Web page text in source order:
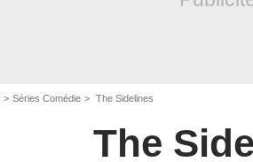
Séries Comédie The Sidelines
The